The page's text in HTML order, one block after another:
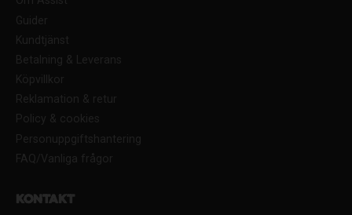
Guider
Kundtjänst
Betalning & Leverans
Köpvillkor
Reklamation & retur
Policy & cookies
Personuppgiftshantering
FAQ/Vanliga frågor
Kontakt